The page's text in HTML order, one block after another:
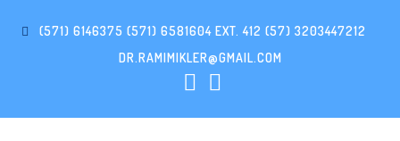
(571) 6146375 (571) 6581604 EXT. 412 (57) 3203447212
DR.RAMIMIKLER@GMAIL.COM